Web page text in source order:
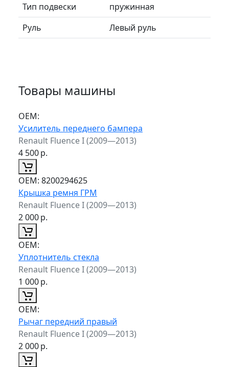
Тип подвески
пружинная
Руль
Левый руль
Товары машины
ОЕМ:
Усилитель переднего бампера
Renault Fluence I (2009—2013)
4 500р.
ОЕМ: 8200294625
Крышка ремня ГРМ
Renault Fluence I (2009—2013)
2 000р.
ОЕМ:
Уплотнитель стекла
Renault Fluence I (2009—2013)
1 000р.
ОЕМ:
Рычаг передний правый
Renault Fluence I (2009—2013)
2 000р.